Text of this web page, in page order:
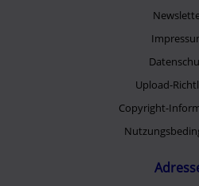
Upload-
Copyright-